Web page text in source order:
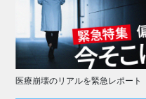
医療崩壊のリアルを緊急レポート